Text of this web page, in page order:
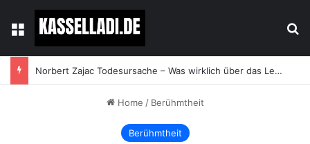
Menu
Norbert Zajac Todesursache – Was wirklich über das Leben und den Abschied des Tierhändlers bekannt ist
Home / Berühmtheit
Berühmtheit